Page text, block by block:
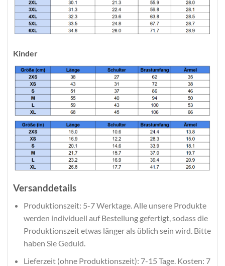
Kinder
Versanddetails
Produktionszeit: 5-7 Werktage. Alle unsere Produkte
werden individuell auf Bestellung gefertigt, sodass die
Produktionszeit etwas länger als üblich sein wird. Bitte
haben Sie Geduld.
Lieferzeit (ohne Produktionszeit): 7-15 Tage. Kosten: 7